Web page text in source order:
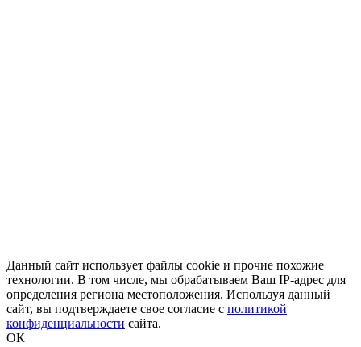
Данный сайт использует файлы cookie и прочие похожие
технологии. В том числе, мы обрабатываем Ваш IP-адрес для
определения региона местоположения. Используя данный
сайт, вы подтверждаете свое согласие с политикой
конфиденциальности сайта.
ОК